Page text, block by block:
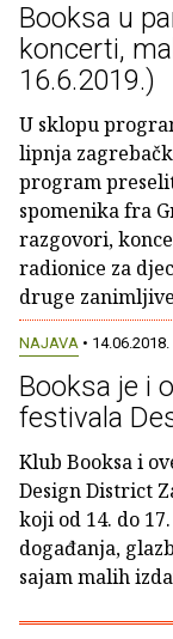
Booksa u
koncerti,
16.6.2019.)
U sklopu
lipnja
program
spomenika fra
razgovori,
radionice za
druge
NAJAVA • 14.06.2018.
Booksa je i
festivala
Klub Booksa i
Design District
koji od 14. do
događanja,
sajam malih